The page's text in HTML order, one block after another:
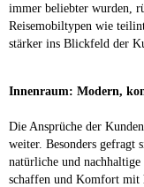
immer beliebter wurden,
Reisemobiltypen wie
stärker ins Blickfeld der
Innenraum: Modern,
Die Ansprüche der
weiter. Besonders gefragt
natürliche und
schaffen und Komfort mit